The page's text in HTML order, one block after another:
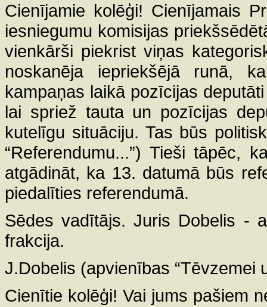
Cienījamie kolēģi! Cienījamais
iesniegumu komisijas
vienkārši piekrist viņas
noskanēja iepriekšējā runā,
kampaņas laikā pozīcijas
lai spriež tauta un pozīcijas
kutelīgu situāciju. Tas būs
“Referendumu...”) Tieši tāpēc,
atgādināt, ka 13. datumā būs
piedalīties referendumā.
Sēdes vadītājs. Juris Dobelis -
frakcija.
J.Dobelis (apvienības “Tēvzemei
Cienītie kolēģi! Vai jums pašiem